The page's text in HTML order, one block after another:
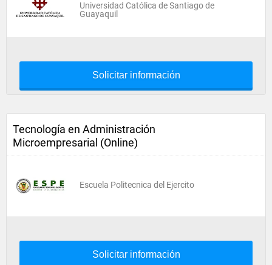
Universidad Católica de Santiago de
Guayaquil
Solicitar información
Tecnología en Administración
Microempresarial (Online)
Escuela Politecnica del Ejercito
Solicitar información